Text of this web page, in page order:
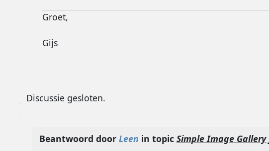
Groet,
Gijs
Discussie gesloten.
Beantwoord door Leen in topic Simple Image